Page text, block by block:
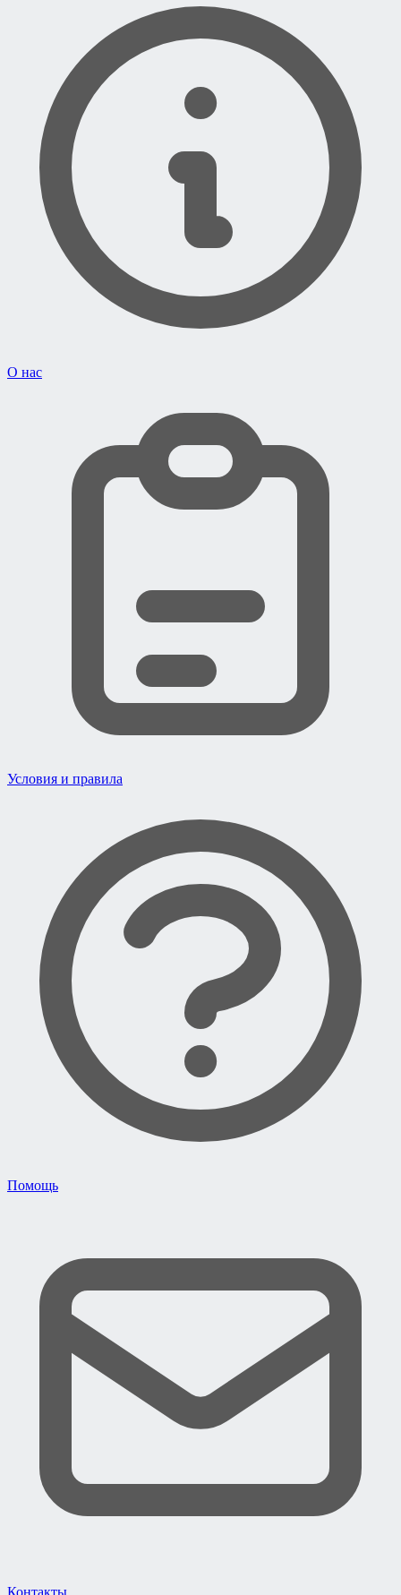
О нас
Условия и правила
Помощь